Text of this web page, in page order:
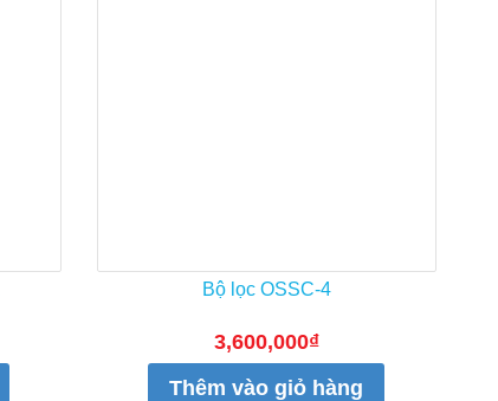
Bộ lọc OSSC-4
3,600,000₫
Thêm vào giỏ hàng